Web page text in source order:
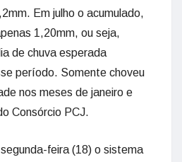
Em julho o acumulado,
1,20mm, ou seja,
de chuva esperada
período. Somente choveu
nos meses de janeiro e
Consórcio PCJ.
feira (18) o sistema